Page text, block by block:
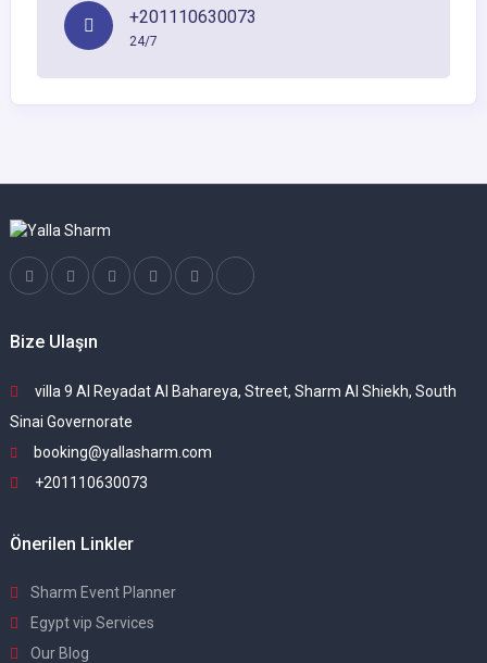
+201110630073
24/7
Bize Ulaşın
villa 9 Al Reyadat Al Bahareya, Street, Sharm Al Shiekh, South
Sinai Governorate
booking@yallasharm.com
+201110630073
Önerilen Linkler
Sharm Event Planner
Egypt vip Services
Our Blog